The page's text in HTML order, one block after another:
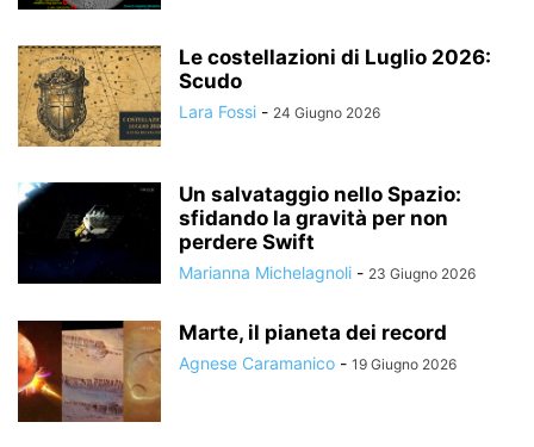
Le costellazioni di Luglio 2026:
Scudo
Lara Fossi - 24 Giugno 2026
Un salvataggio nello Spazio:
sfidando la gravità per non
perdere Swift
Marianna Michelagnoli - 23 Giugno 2026
Marte, il pianeta dei record
Agnese Caramanico - 19 Giugno 2026